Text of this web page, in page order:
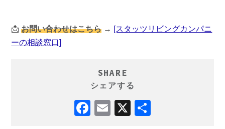
📩お問い合わせはこちら → [スタッツリビングカンパニ
ーの相談窓口]
SHARE
シェアする